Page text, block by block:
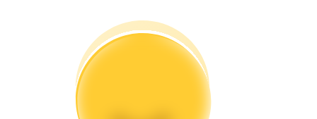
Big data-analys inklusive handelsinformation, etc.